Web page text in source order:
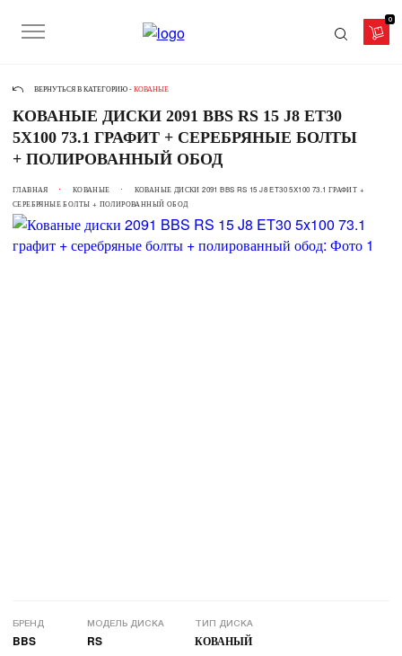
0
ВЕРНУТЬСЯ В КАТЕГОРИЮ - КОВАНЫЕ
КОВАНЫЕ ДИСКИ 2091 BBS RS 15 J8 ET30
5X100 73.1 ГРАФИТ + СЕРЕБРЯНЫЕ БОЛТЫ
+ ПОЛИРОВАННЫЙ ОБОД
ГЛАВНАЯ КОВАНЫЕ
КОВАНЫЕ ДИСКИ 2091 BBS RS 15 J8 ET30 5X100 73.1 ГРАФИТ +
СЕРЕБРЯНЫЕ БОЛТЫ + ПОЛИРОВАННЫЙ ОБОД
БРЕНД
BBS
МОДЕЛЬ ДИСКА
RS
ТИП ДИСКА
КОВАНЫЙ